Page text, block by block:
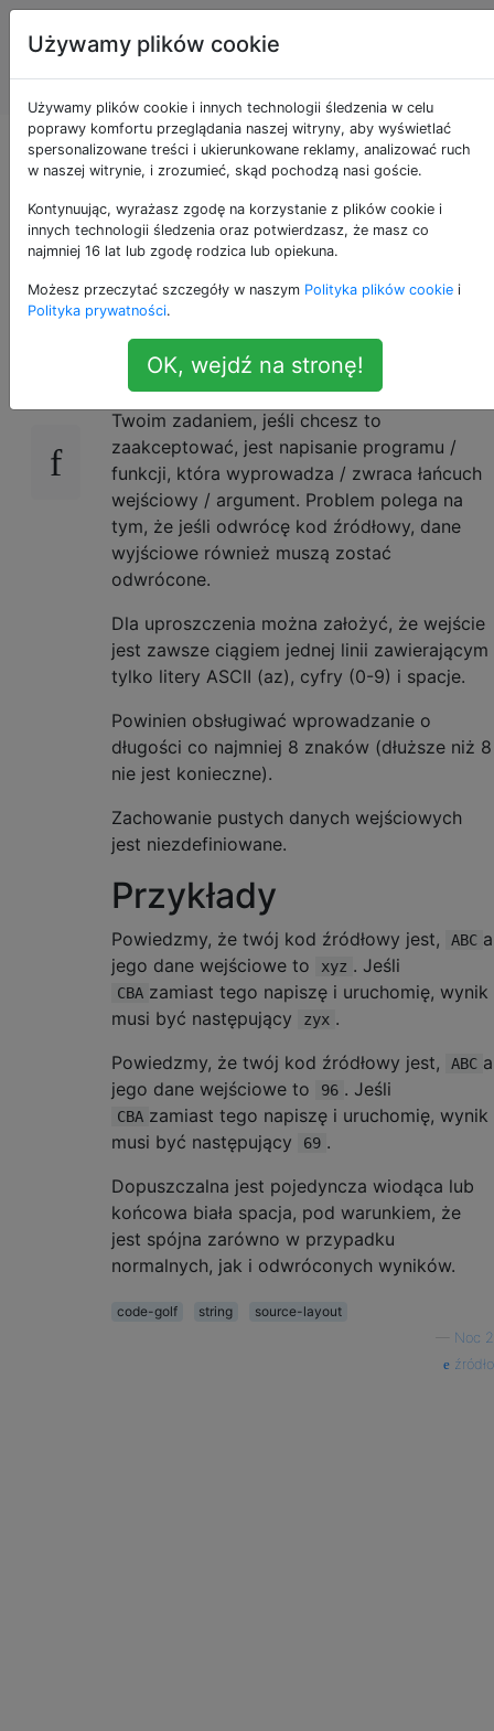
Programowanie
puzzli i Code
Golf
Odwracam kod
źródłowy, odwracasz
wejście!
Jeszcze inna jawne z
rip-off. Głosuj dalej!
Twoim zadaniem, jeśli chcesz to
zaakceptować, jest napisanie programu /
funkcji, która wyprowadza / zwraca łańcuch
wejściowy / argument. Problem polega na
tym, że jeśli odwrócę kod źródłowy, dane
wyjściowe również muszą zostać
odwrócone.
Dla uproszczenia można założyć, że wejście
jest zawsze ciągiem jednej linii zawierającym
tylko litery ASCII (az), cyfry (0-9) i spacje.
Powinien obsługiwać wprowadzanie o
długości co najmniej 8 znaków (dłuższe niż 8
nie jest konieczne).
Zachowanie pustych danych wejściowych
jest niezdefiniowane.
Przykłady
Powiedzmy, że twój kod źródłowy jest, ABC a
jego dane wejściowe to
xyz . Jeśli
CBA zamiast tego napiszę i uruchomię, wynik
musi być następujący
zyx .
Powiedzmy, że twój kod źródłowy jest,
ABC a
jego dane wejściowe to
96 . Jeśli
CBA zamiast tego napiszę i uruchomię, wynik
musi być następujący
69 .
Dopuszczalna jest pojedyncza wiodąca lub
końcowa biała spacja, pod warunkiem, że
jest spójna zarówno w przypadku
normalnych, jak i odwróconych wyników.
code-golf string
source-layout
Noc 2
źródło
Używamy plików cookie
Używamy plików cookie i innych technologii śledzenia w celu
poprawy komfortu przeglądania naszej witryny, aby wyświetlać
spersonalizowane treści i ukierunkowane reklamy, analizować ruch
w naszej witrynie, i zrozumieć, skąd pochodzą nasi goście.
Kontynuując, wyrażasz zgodę na korzystanie z plików cookie i
innych technologii śledzenia oraz potwierdzasz, że masz co
najmniej 16 lat lub zgodę rodzica lub opiekuna.
Możesz przeczytać szczegóły w naszym Polityka plików cookie i
Polityka prywatności.
OK, wejdź na stronę!